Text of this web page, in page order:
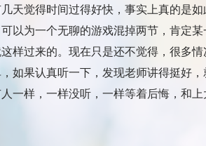
觉得时间过得好快，事实上真的是如
可以为一个无聊的游戏混掉两节，肯定
样过来的。现在只是还不觉得，很多
如果认真听一下，发现老师讲得挺好
一样，一样没听，一样等着后悔，和